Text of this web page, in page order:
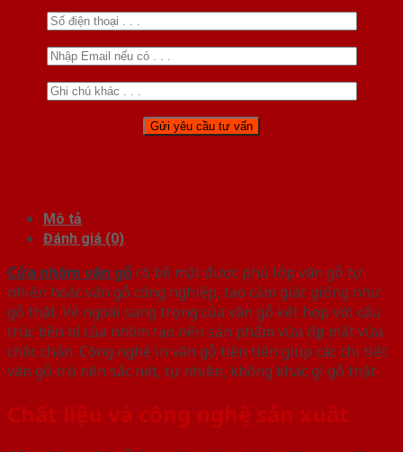
Mô tả
Đánh giá (0)
Cửa nhôm vân gỗcó bề mặt được phủ lớp vân gỗ tự
nhiên hoặc vân gỗ công nghiệp, tạo cảm giác giống như
gỗ thật. Vẻ ngoài sang trọng của vân gỗ kết hợp với cấu
trúc bền bỉ của nhôm tạo nên sản phẩm vừa đẹp mắt vừa
chắc chắn. Công nghệ in vân gỗ tiên tiến giúp các chi tiết
vân gỗ trở nên sắc nét, tự nhiên, không khác gì gỗ thật.
Chất liệu và công nghệ sản xuất